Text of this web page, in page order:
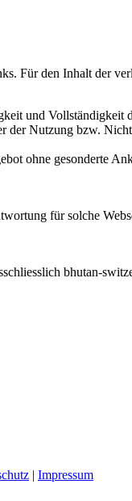
Für den Inhalt der
und Vollständigkeit
der Nutzung bzw.
ohne gesonderte
für solche
bhutan-
| Impressum